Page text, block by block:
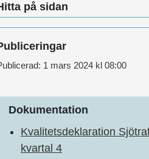
på sidan
1 mars 2024 kl 08:00
Dokumentation
Kvalitetsdeklaration
kvartal 4